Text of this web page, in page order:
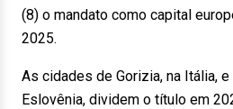
(8) o mandato como capital
2025.
As cidades de Gorizia, na Itália, e
Eslovênia, dividem o título em